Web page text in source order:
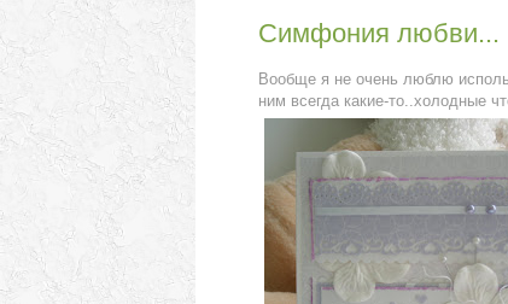
Симфония любви...
Вообще я не очень люблю
ним всегда какие-то..холодные